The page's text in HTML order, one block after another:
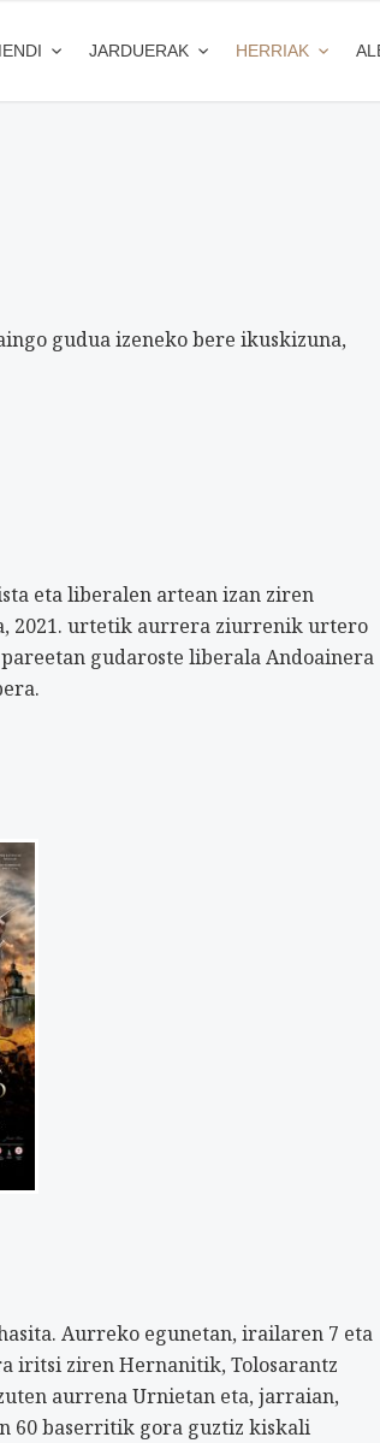
JARDUERAK HERRIAK
gudua izeneko bere ikuskizuna,
eta liberalen artean izan ziren
2021. urtetik aurrera ziurrenik urtero
gudaroste liberala Andoainera
Aurreko egunetan, irailaren 7 eta
iritsi ziren Hernanitik, Tolosarantz
aurrena Urnietan eta, jarraian,
60 baserritik gora guztiz kiskali